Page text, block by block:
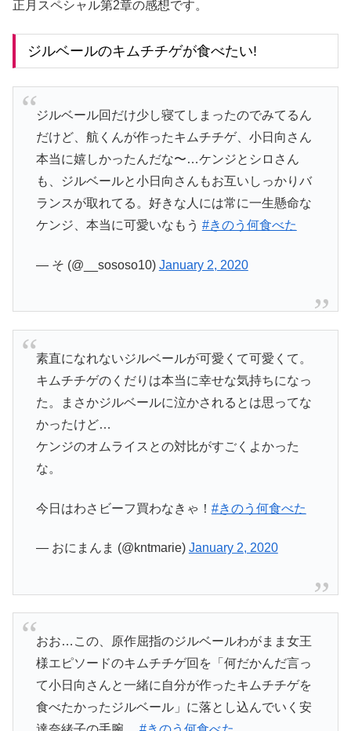
正月スペシャル第2章の感想です。
ジルベールのキムチチゲが食べたい!
ジルベール回だけ少し寝てしまったのでみてるん
だけど、航くんが作ったキムチチゲ、小日向さん
本当に嬉しかったんだな〜…ケンジとシロさん
も、ジルベールと小日向さんもお互いしっかりバ
ランスが取れてる。好きな人には常に一生懸命な
ケンジ、本当に可愛いなもう #きのう何食べた
— そ (@__sososo10) January 2, 2020
素直になれないジルベールが可愛くて可愛くて。
キムチチゲのくだりは本当に幸せな気持ちになっ
た。まさかジルベールに泣かされるとは思ってな
かったけど…
ケンジのオムライスとの対比がすごくよかった
な。
今日はわさビーフ買わなきゃ！ #きのう何食べた
— おにまんま (@kntmarie) January 2, 2020
おお…この、原作屈指のジルベールわがまま女王
様エピソードのキムチチゲ回を「何だかんだ言っ
て小日向さんと一緒に自分が作ったキムチチゲを
食べたかったジルベール」に落とし込んでいく安